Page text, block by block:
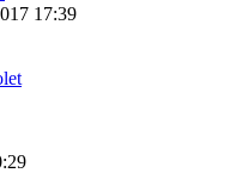
17:39